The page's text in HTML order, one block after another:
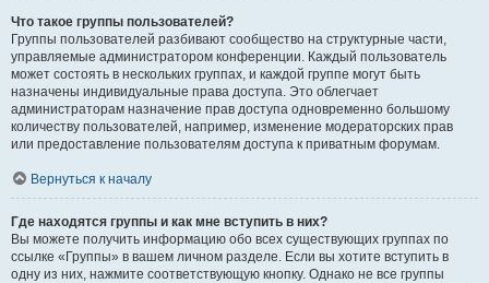
Что такое группы пользователей?
Группы пользователей разбивают сообщество на структурные части,
управляемые администратором конференции. Каждый пользователь
может состоять в нескольких группах, и каждой группе могут быть
назначены индивидуальные права доступа. Это облегчает
администраторам назначение прав доступа одновременно большому
количеству пользователей, например, изменение модераторских прав
или предоставление пользователям доступа к приватным форумам.
Вернуться к началу
Где находятся группы и как мне вступить в них?
Вы можете получить информацию обо всех существующих группах по
ссылке «Группы» в вашем личном разделе. Если вы хотите вступить в
одну из них, нажмите соответствующую кнопку. Однако не все группы